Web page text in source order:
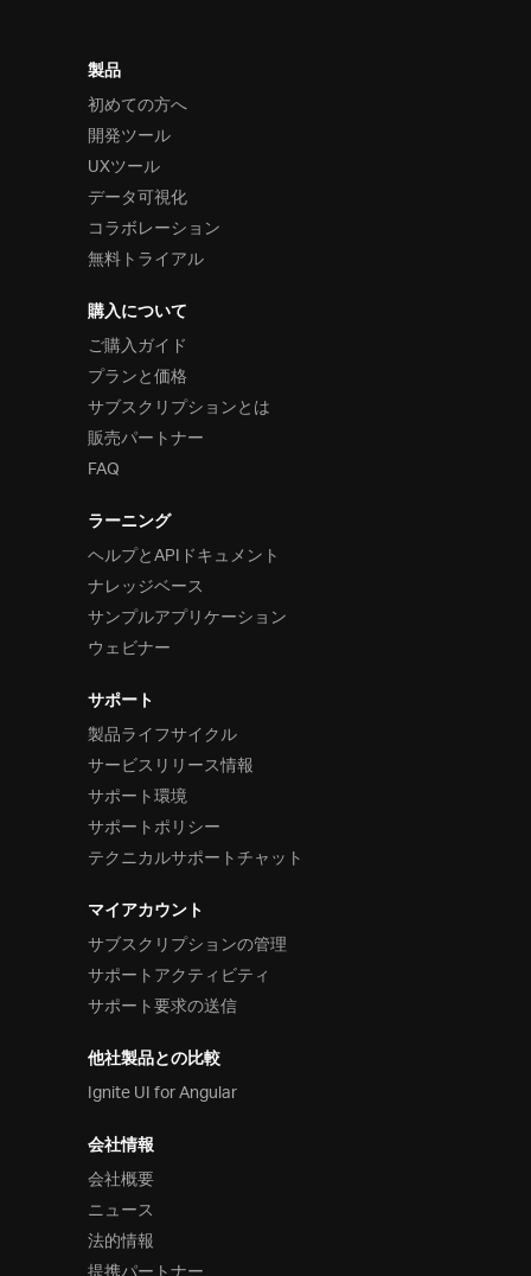
製品
初めての方へ
開発ツール
UXツール
データ可視化
コラボレーション
無料トライアル
購入について
ご購入ガイド
プランと価格
サブスクリプションとは
販売パートナー
FAQ
ラーニング
ヘルプとAPIドキュメント
ナレッジベース
サンプルアプリケーション
ウェビナー
サポート
製品ライフサイクル
サービスリリース情報
サポート環境
サポートポリシー
テクニカルサポートチャット
マイアカウント
サブスクリプションの管理
サポートアクティビティ
サポート要求の送信
他社製品との比較
Ignite UI for Angular
会社情報
会社概要
ニュース
法的情報